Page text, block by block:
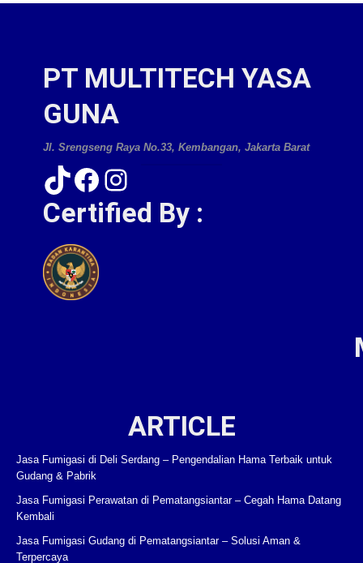
PT MULTITECH YASA
GUNA
Jl. Srengseng Raya No.33, Kembangan, Jakarta Barat
TikTok Facebook Instagram
Certified By :
ARTICLE
Jasa Fumigasi di Deli Serdang – Pengendalian Hama Terbaik untuk
Gudang & Pabrik
Jasa Fumigasi Perawatan di Pematangsiantar – Cegah Hama Datang
Kembali
Jasa Fumigasi Gudang di Pematangsiantar – Solusi Aman &
Terpercaya